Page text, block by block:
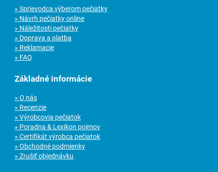
» Sprievodca výberom pečiatky
» Návrh pečiatky online
» Náležitosti pečiatky
» Doprava a platba
» Reklamacie
» FAQ
Základné informácie
» O nás
» Recenzie
» Výrobcovia pečiatok
» Poradna & Lexikon pojmov
» Certifikát výrobca pečiatok
» Obchodné podmienky
» Zrušiť objednávku